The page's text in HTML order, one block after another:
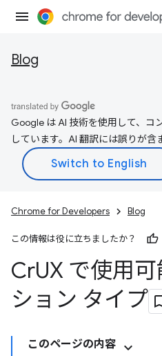
Blog
Google は AI 技術を使用して、コ
しています。AI 翻訳には誤りが含
Chrome for Developers Blog
この情報は役に立ちましたか？
CrUX で使用
ション タイプ
このページの内容